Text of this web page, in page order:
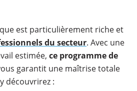
est particulièrement riche et
du secteur. Avec une
estimée, ce programme de
garantit une maîtrise totale
découvrirez :